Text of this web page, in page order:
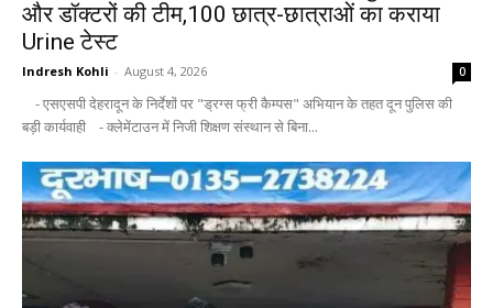
और डॉक्टरों की टीम,100 छात्र-छात्राओं का कराया
Urine टेस्ट
Indresh Kohli - August 4, 2026 0
- एसएसपी देहरादून के निर्देशों पर "ड्रग्स फ्री कैम्पस" अभियान के तहत दून पुलिस की
बड़ी कार्यवाही - क्लेमेंटाउन में निजी शिक्षण संस्थान से बिना...